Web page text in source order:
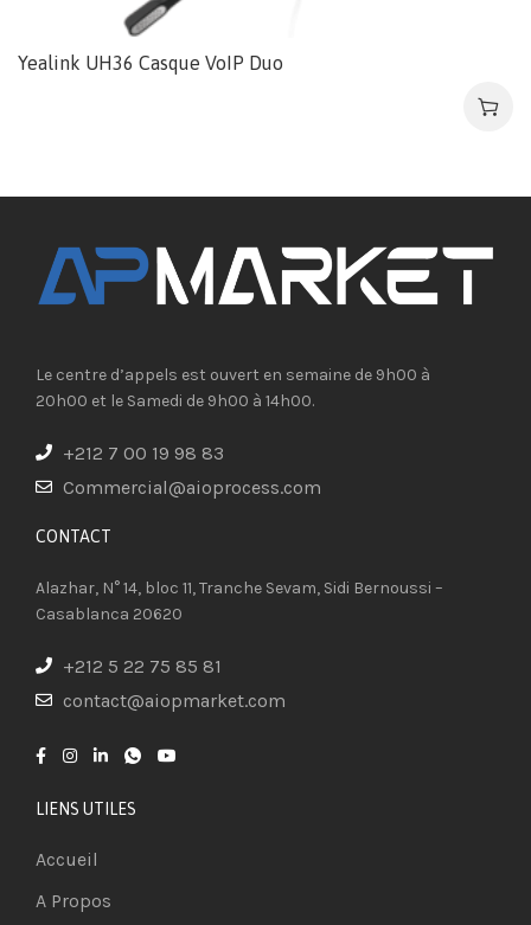
Yealink UH36 Casque VoIP Duo
Le centre d’appels est ouvert en semaine de 9h00 à
20h00 et le Samedi de 9h00 à 14h00.
+212 7 00 19 98 83
Commercial@aioprocess.com
CONTACT​
Alazhar, N° 14, bloc 11, Tranche Sevam, Sidi Bernoussi –
Casablanca 20620
+212 5 22 75 85 81
contact@aiopmarket.com
LIENS UTILES
Accueil
A Propos